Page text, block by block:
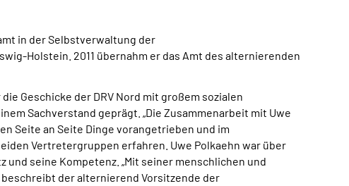
in der Selbstverwaltung der
Holstein. 2011 übernahm er das Amt des alternierenden
Geschicke der DRV Nord mit großem sozialen
Sachverstand geprägt. „Die Zusammenarbeit mit Uwe
Seite an Seite Dinge vorangetrieben und im
Vertretergruppen erfahren. Uwe Polkaehn war über
seine Kompetenz. „Mit seiner menschlichen und
der alternierend Vorsitzende der